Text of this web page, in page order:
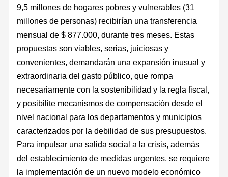
9,5 millones de hogares pobres y vulnerables (31
millones de personas) recibirían una transferencia
mensual de $ 877.000, durante tres meses. Estas
propuestas son viables, serias, juiciosas y
convenientes, demandarán una expansión inusual y
extraordinaria del gasto público, que rompa
necesariamente con la sostenibilidad y la regla fiscal,
y posibilite mecanismos de compensación desde el
nivel nacional para los departamentos y municipios
caracterizados por la debilidad de sus presupuestos.
Para impulsar una salida social a la crisis, además
del establecimiento de medidas urgentes, se requiere
la implementación de un nuevo modelo económico